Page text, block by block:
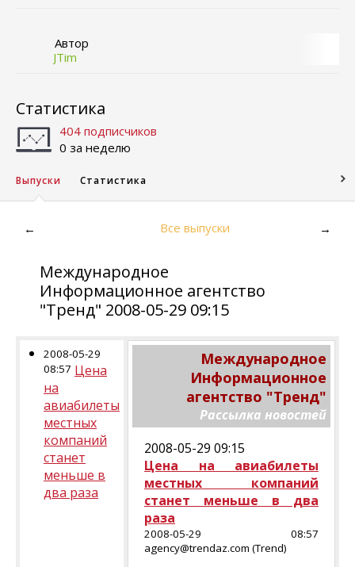
Автор
JTim
Статистика
404 подписчиков
0 за неделю
Выпуски Статистика
← Все выпуски →
Международное
Информационное агентство
"Тренд" 2008-05-29 09:15
2008-05-29
08:57 Цена
на
авиабилеты
местных
компаний
станет
меньше в
два раза
Международное
Информационное
агентство "Тренд"
Рассылка новостей
2008-05-29 09:15
Цена на авиабилеты
местных компаний
станет меньше в два
раза
2008-05-29 08:57
agency@trendaz.com (Trend)